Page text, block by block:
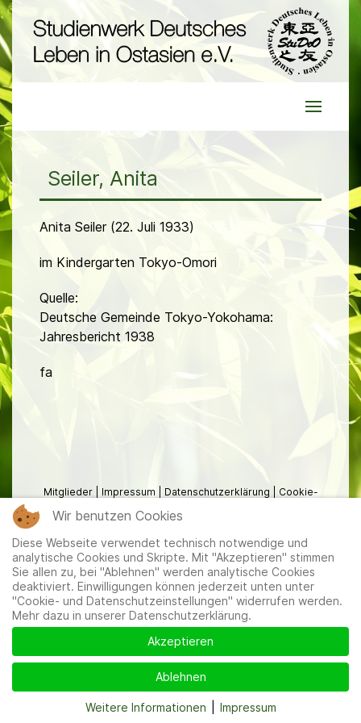
Seiler, Anita
Anita Seiler (22. Juli 1933)
im Kindergarten Tokyo-Omori
Quelle:
Deutsche Gemeinde Tokyo-Yokohama:
Jahresbericht 1938
fa
Mitglieder Impressum Datenschutzerklärung
Cookie-
Wir benutzen Cookies
Diese Webseite verwendet technisch notwendige und
analytische Cookies und Skripte. Mit "Akzeptieren" stimmen
Sie allen zu, bei "Ablehnen" werden analytische Cookies
deaktiviert. Einwilligungen können jederzeit unten unter
"Cookie- und Datenschutzeinstellungen" widerrufen werden.
Mehr dazu in unserer Datenschutzerklärung.
Akzeptieren
Ablehnen
Weitere Informationen Impressum